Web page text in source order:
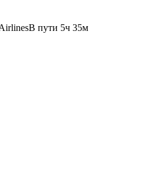
В пути 5ч 35м